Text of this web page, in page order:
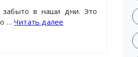
забыто в наши дни. Это
…Читать далее